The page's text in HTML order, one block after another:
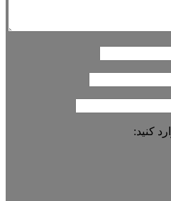
کنید: